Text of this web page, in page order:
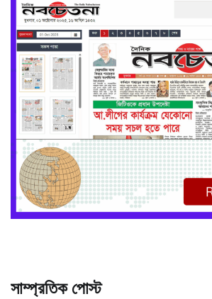
সাম্প্রতিক পোস্ট